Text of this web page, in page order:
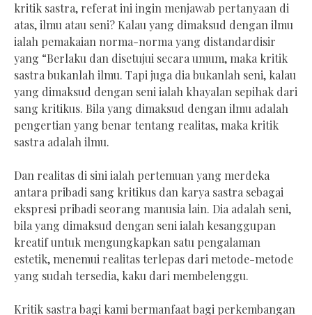
kritik sastra, referat ini ingin menjawab pertanyaan di
atas, ilmu atau seni? Kalau yang dimaksud dengan ilmu
ialah pemakaian norma-norma yang distandardisir
yang “Berlaku dan disetujui secara umum, maka kritik
sastra bukanlah ilmu. Tapi juga dia bukanlah seni, kalau
yang dimaksud dengan seni ialah khayalan sepihak dari
sang kritikus. Bila yang dimaksud dengan ilmu adalah
pengertian yang benar tentang realitas, maka kritik
sastra adalah ilmu.
Dan realitas di sini ialah pertemuan yang merdeka
antara pribadi sang kritikus dan karya sastra sebagai
ekspresi pribadi seorang manusia lain. Dia adalah seni,
bila yang dimaksud dengan seni ialah kesanggupan
kreatif untuk mengungkapkan satu pengalaman
estetik, menemui realitas terlepas dari metode-metode
yang sudah tersedia, kaku dari membelenggu.
Kritik sastra bagi kami bermanfaat bagi perkembangan